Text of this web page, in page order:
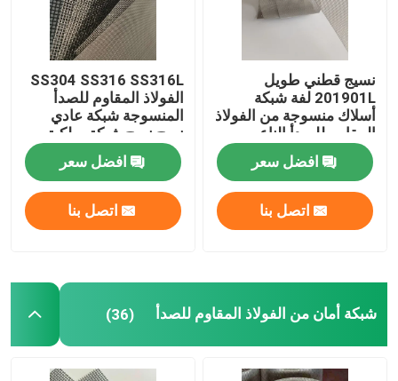
نسيج قطني طويل
201901L لفة شبكة
أسلاك منسوجة من الفولاذ
المقاوم للصدأ الناعم
افضل سعر
اتصل بنا
SS304 SS316 SS316L
الفولاذ المقاوم للصدأ
المنسوجة شبكة عادي
نسج نسج شبكة سلكية
افضل سعر
اتصل بنا
شبكة أمان من الفولاذ المقاوم للصدأ (36)